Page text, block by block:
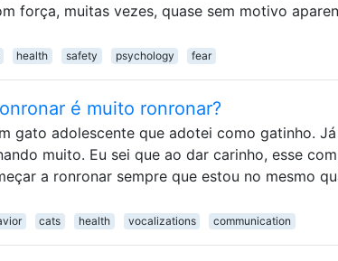
força, muitas vezes, quase sem motivo
health safety psychology fear
é muito ronronar?
gato adolescente que adotei como gatinho.
muito. Eu sei que ao dar carinho, esse
a ronronar sempre que estou no mesmo
cats health vocalizations communication